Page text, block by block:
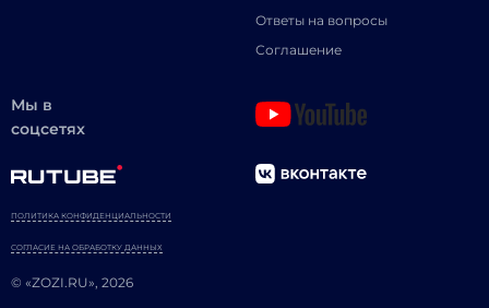
Ответы на вопросы
Соглашение
Мы в
соцсетях
© «ZOZI.RU», 2026
ПОЛИТИКА КОНФИДЕНЦИАЛЬНОСТИ
СОГЛАСИЕ НА ОБРАБОТКУ ДАННЫХ